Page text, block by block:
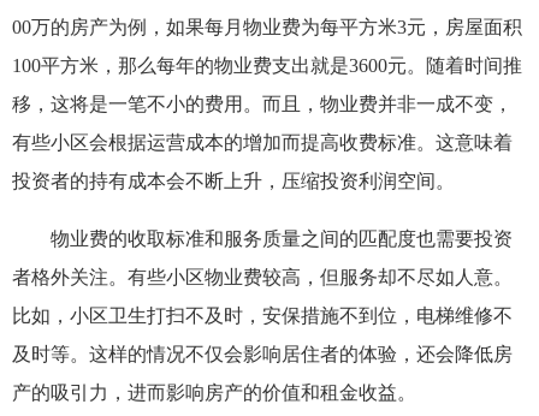
00万的房产为例，如果每月物业费为每平方米3元，房屋面积
100平方米，那么每年的物业费支出就是3600元。随着时间推
移，这将是一笔不小的费用。而且，物业费并非一成不变，
有些小区会根据运营成本的增加而提高收费标准。这意味着
投资者的持有成本会不断上升，压缩投资利润空间。
物业费的收取标准和服务质量之间的匹配度也需要投资
者格外关注。有些小区物业费较高，但服务却不尽如人意。
比如，小区卫生打扫不及时，安保措施不到位，电梯维修不
及时等。这样的情况不仅会影响居住者的体验，还会降低房
产的吸引力，进而影响房产的价值和租金收益。